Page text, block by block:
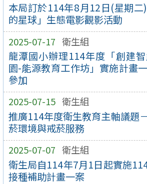
本局訂於114年8月12日(星期
的星球」生態電影觀影活動
2025-07-17 衛生組
龍潭國小辦理114年度「創建
園-能源教育工作坊」實施計畫
參加
2025-07-15 衛生組
推廣114年度衛生教育主軸議題
菸環境與戒菸服務
2025-07-07 衛生組
衛生局自114年7月1日起實施
接種補助計畫一案